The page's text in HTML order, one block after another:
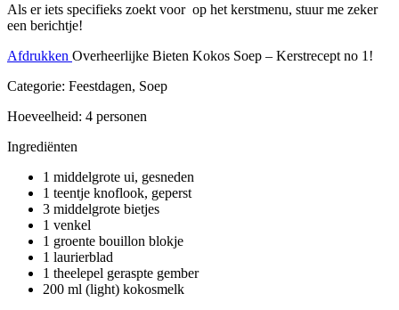
Als er iets specifieks zoekt voor op het kerstmenu, stuur me zeker
een berichtje!
Afdrukken Overheerlijke Bieten Kokos Soep – Kerstrecept no 1!
Categorie: Feestdagen, Soep
Hoeveelheid: 4 personen
Ingrediënten
1 middelgrote ui, gesneden
1 teentje knoflook, geperst
3 middelgrote bietjes
1 venkel
1 groente bouillon blokje
1 laurierblad
1 theelepel geraspte gember
200 ml (light) kokosmelk